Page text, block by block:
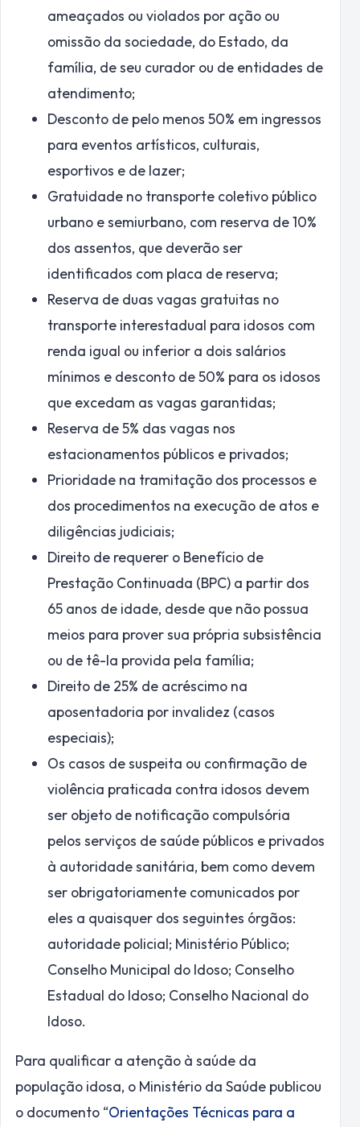
ameaçados ou violados por ação ou
omissão da sociedade, do Estado, da
família, de seu curador ou de entidades de
atendimento;
Desconto de pelo menos 50% em ingressos
para eventos artísticos, culturais,
esportivos e de lazer;
Gratuidade no transporte coletivo público
urbano e semiurbano, com reserva de 10%
dos assentos, que deverão ser
identificados com placa de reserva;
Reserva de duas vagas gratuitas no
transporte interestadual para idosos com
renda igual ou inferior a dois salários
mínimos e desconto de 50% para os idosos
que excedam as vagas garantidas;
Reserva de 5% das vagas nos
estacionamentos públicos e privados;
Prioridade na tramitação dos processos e
dos procedimentos na execução de atos e
diligências judiciais;
Direito de requerer o Benefício de
Prestação Continuada (BPC) a partir dos
65 anos de idade, desde que não possua
meios para prover sua própria subsistência
ou de tê-la provida pela família;
Direito de 25% de acréscimo na
aposentadoria por invalidez (casos
especiais);
Os casos de suspeita ou confirmação de
violência praticada contra idosos devem
ser objeto de notificação compulsória
pelos serviços de saúde públicos e privados
à autoridade sanitária, bem como devem
ser obrigatoriamente comunicados por
eles a quaisquer dos seguintes órgãos:
autoridade policial; Ministério Público;
Conselho Municipal do Idoso; Conselho
Estadual do Idoso; Conselho Nacional do
Idoso.
Para qualificar a atenção à saúde da
população idosa, o Ministério da Saúde publicou
o documento “Orientações Técnicas para a